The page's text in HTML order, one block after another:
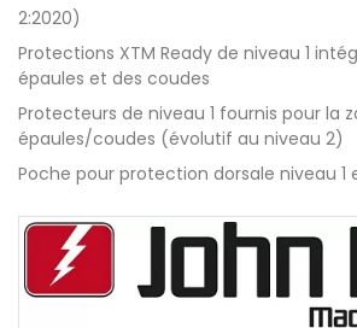
2:2020)
Protections XTM Ready de niveau 1
épaules et des coudes
Protecteurs de niveau 1 fournis pour la
épaules/coudes (évolutif au niveau 2)
Poche pour protection dorsale niveau 1